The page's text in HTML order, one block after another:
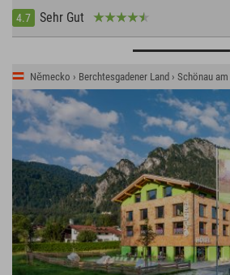
4.7
Sehr Gut
Německo › Berchtesgadener Land › Schönau